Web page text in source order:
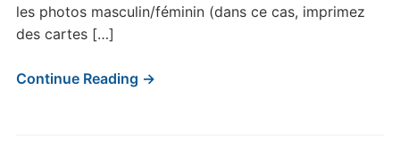
les photos masculin/féminin (dans ce cas, imprimez
des cartes […]
Continue Reading →